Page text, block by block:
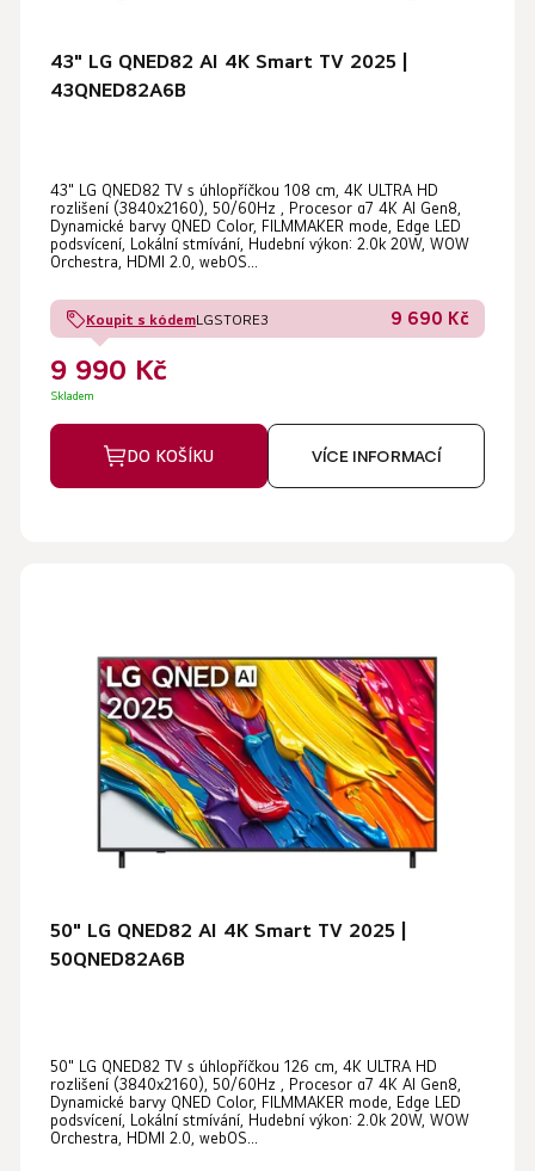
43" LG QNED82 AI 4K Smart TV 2025 |
43QNED82A6B
43" LG QNED82 TV s úhlopříčkou 108 cm, 4K ULTRA HD
rozlišení (3840x2160), 50/60Hz , Procesor α7 4K AI Gen8,
Dynamické barvy QNED Color, FILMMAKER mode, Edge LED
podsvícení, Lokální stmívání, Hudební výkon: 2.0k 20W, WOW
Orchestra, HDMI 2.0, webOS...
Koupit s kódemLGSTORE3 9 690 Kč
9 990 Kč
Skladem
DO KOŠÍKU VÍCE INFORMACÍ
50" LG QNED82 AI 4K Smart TV 2025 |
50QNED82A6B
hodnocení
produktu
je
50" LG QNED82 TV s úhlopříčkou 126 cm, 4K ULTRA HD
rozlišení (3840x2160), 50/60Hz , Procesor α7 4K AI Gen8,
Dynamické barvy QNED Color, FILMMAKER mode, Edge LED
podsvícení, Lokální stmívání, Hudební výkon: 2.0k 20W, WOW
Orchestra, HDMI 2.0, webOS...